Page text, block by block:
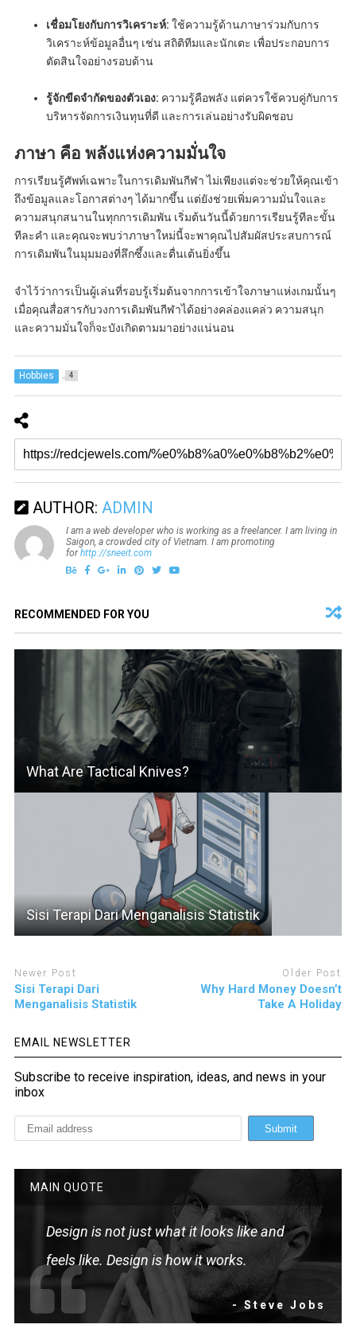
เชื่อมโยงกับการวิเคราะห์: ใช้ความรู้ด้านภาษาร่วมกับการ
วิเคราะห์ข้อมูลอื่นๆ เช่น สถิติทีมและนักเตะ เพื่อประกอบการ
ตัดสินใจอย่างรอบด้าน
รู้จักขีดจำกัดของตัวเอง: ความรู้คือพลัง แต่ควรใช้ควบคู่กับการ
บริหารจัดการเงินทุนที่ดี และการเล่นอย่างรับผิดชอบ
ภาษา คือ พลังแห่งความมั่นใจ
การเรียนรู้ศัพท์เฉพาะในการเดิมพันกีฬา ไม่เพียงแต่จะช่วยให้คุณเข้า
ถึงข้อมูลและโอกาสต่างๆ ได้มากขึ้น แต่ยังช่วยเพิ่มความมั่นใจและ
ความสนุกสนานในทุกการเดิมพัน เริ่มต้นวันนี้ด้วยการเรียนรู้ทีละขั้น
ทีละคำ และคุณจะพบว่าภาษาใหม่นี้จะพาคุณไปสัมผัสประสบการณ์
การเดิมพันในมุมมองที่ลึกซึ้งและตื่นเต้นยิ่งขึ้น
จำไว้ว่าการเป็นผู้เล่นที่รอบรู้เริ่มต้นจากการเข้าใจภาษาแห่งเกมนั้นๆ
เมื่อคุณสื่อสารกับวงการเดิมพันกีฬาได้อย่างคล่องแคล่ว ความสนุก
และความมั่นใจก็จะบังเกิดตามมาอย่างแน่นอน
Hobbies 4
AUTHOR: ADMIN
I am a web developer who is working as a freelancer. I am living in
Saigon, a crowded city of Vietnam. I am promoting
forhttp://sneeit.com
RECOMMENDED FOR YOU
What Are Tactical Knives?
Sisi Terapi Dari Menganalisis Statistik
Newer Post
Sisi Terapi Dari
Menganalisis Statistik
Older Post
Why Hard Money Doesn’t
Take A Holiday
EMAIL NEWSLETTER
Subscribe to receive inspiration, ideas, and news in your
inbox
MAIN QUOTE
Design is not just what it looks like and
feels like. Design is how it works.
- Steve Jobs